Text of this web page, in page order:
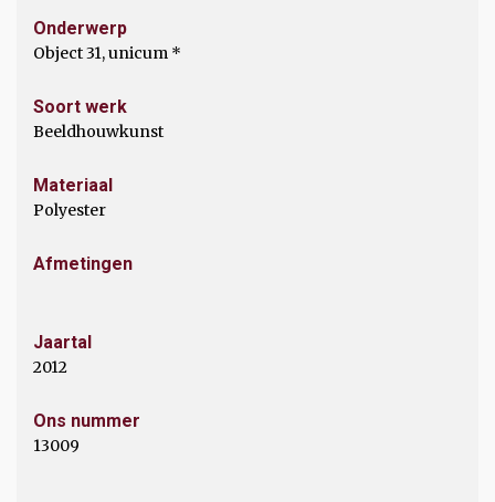
Onderwerp
Object 31, unicum *
Soort werk
Beeldhouwkunst
Materiaal
Polyester
Afmetingen
Jaartal
2012
Ons nummer
13009